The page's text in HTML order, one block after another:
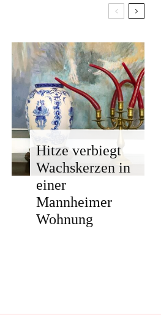
Hitze verbiegt
Wachskerzen in
einer
Mannheimer
Wohnung